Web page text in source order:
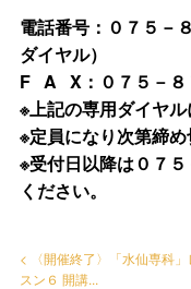
電話番号：０７５－
ダイヤル）
F A X：０７５－８
※上記の専用ダイヤル
※定員になり次第締め
※受付日以降は０７
ください。
< 〈開催終了〉「水仙専科」
スン６ 開講...